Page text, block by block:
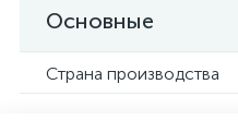
Основные
Страна производства